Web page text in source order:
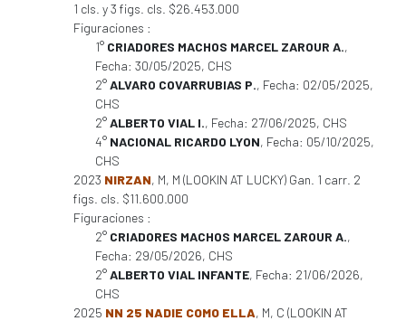
1 cls. y 3 figs. cls. $26.453.000
Figuraciones :
1° CRIADORES MACHOS MARCEL ZAROUR A.,
Fecha: 30/05/2025, CHS
2°ALVARO COVARRUBIAS P., Fecha: 02/05/2025,
CHS
2°ALBERTO VIAL I., Fecha: 27/06/2025, CHS
4° NACIONAL RICARDO LYON, Fecha: 05/10/2025,
CHS
2023 NIRZAN, M, M (LOOKIN AT LUCKY) Gan. 1 carr. 2
figs. cls. $11.600.000
Figuraciones :
2° CRIADORES MACHOS MARCEL ZAROUR A.,
Fecha: 29/05/2026, CHS
2°ALBERTO VIAL INFANTE, Fecha: 21/06/2026,
CHS
2025 NN 25 NADIE COMO ELLA, M, C (LOOKIN AT